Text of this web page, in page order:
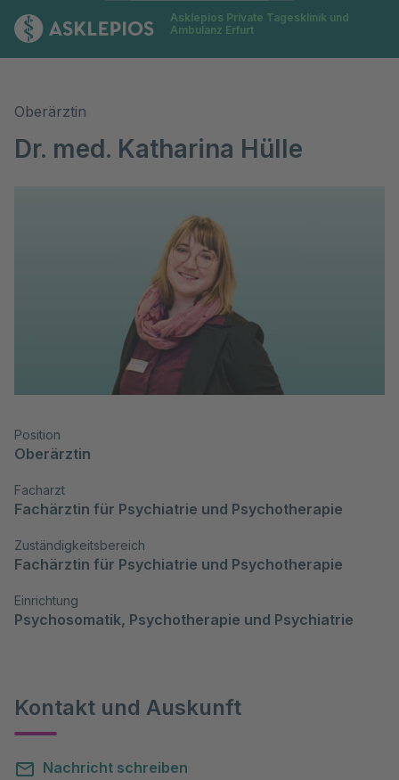
Zur Startseite
Asklepios Private Tagesklinik und
Ambulanz Erfurt
Oberärztin
Dr. med. Katharina Hülle
Position
Oberärztin
Facharzt
Fachärztin für Psychiatrie und Psychotherapie
Zuständigkeitsbereich
Fachärztin für Psychiatrie und Psychotherapie
Einrichtung
Psychosomatik, Psychotherapie und Psychiatrie
Kontakt und Auskunft
Nachricht schreiben